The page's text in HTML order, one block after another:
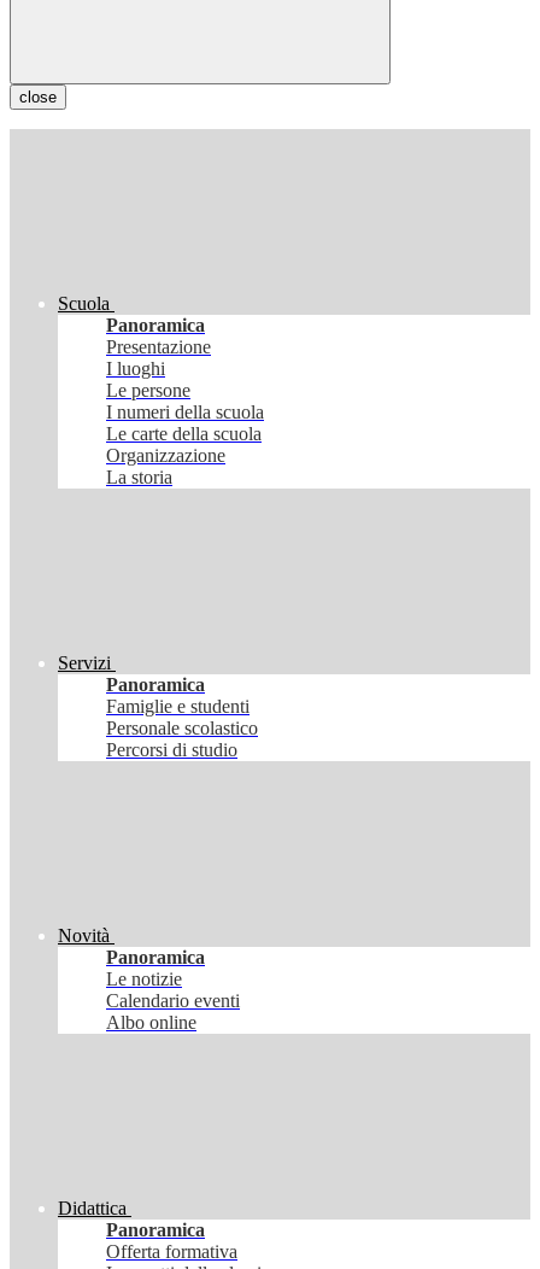
close
Scuola
Panoramica
Presentazione
I luoghi
Le persone
I numeri della scuola
Le carte della scuola
Organizzazione
La storia
Servizi
Panoramica
Famiglie e studenti
Personale scolastico
Percorsi di studio
Novità
Panoramica
Le notizie
Calendario eventi
Albo online
Didattica
Panoramica
Offerta formativa